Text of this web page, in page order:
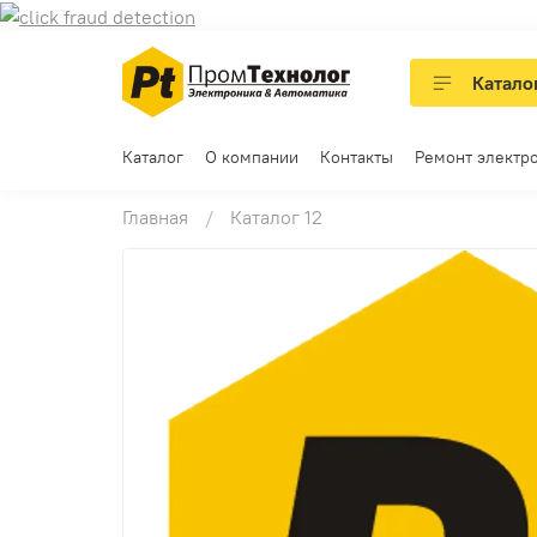
Каталог О компании Контакты Ремонт
Главная Каталог 12